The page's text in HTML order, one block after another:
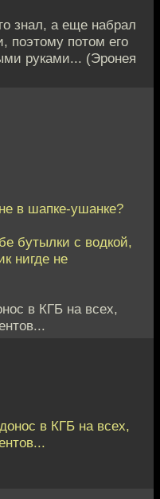
знал, а еще набрал
поэтому потом его
руками... (Эронея
в шапке-ушанке?
бутылки с водкой,
нигде не
в КГБ на всех,
в КГБ на всех,